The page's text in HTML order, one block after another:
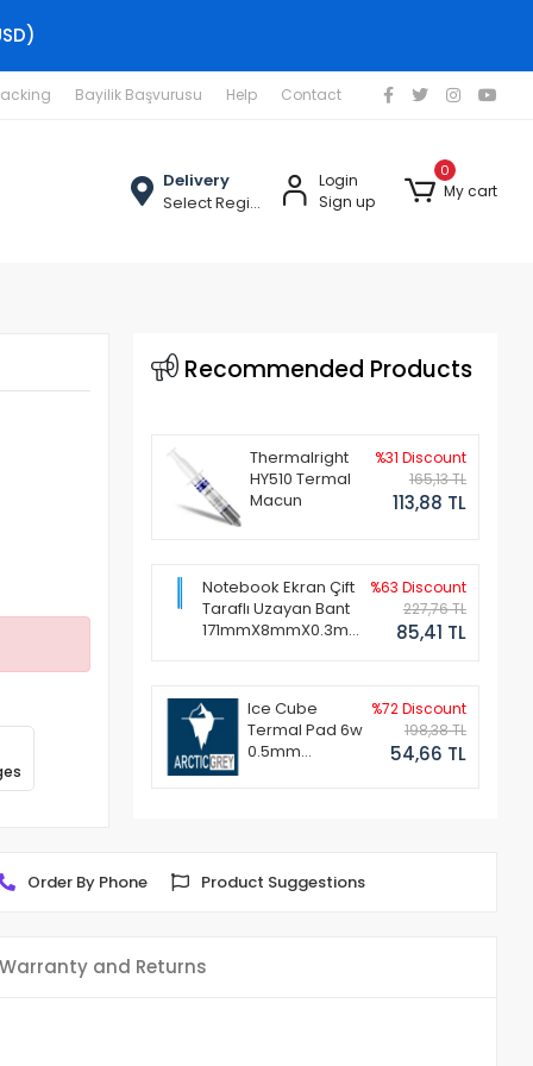
Bayilik Başvurusu Help Contact
Delivery
Select Region
Login
Sign up
0
My cart
Recommended Products
Thermalright
HY510 Termal
Macun
%31 Discount
165,13 TL
113,88 TL
Notebook Ekran Çift
Taraflı Uzayan Bant
171mmX8mmX0.3mm
%63 Discount
227,76 TL
85,41 TL
Ice Cube
Termal Pad 6w
0.5mm
%72 Discount
198,38 TL
54,66 TL
Order By Phone Product Suggestions
Warranty and Returns